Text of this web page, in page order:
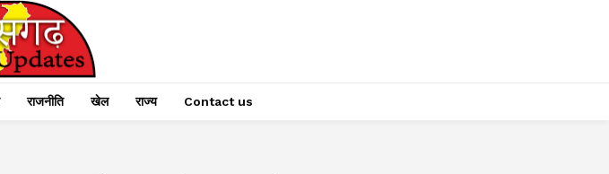
राजनीति खेल राज्य Contact us